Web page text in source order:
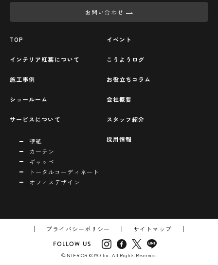
お問い合わせ
TOP
インテリア紅葉について
施工事例
ショールーム
サービスについて
壁紙
カーテン
ギャッベ
トータルコーディネート
オフィスデザイン
イベント
こうようログ
お役立ちコラム
会社概要
スタッフ紹介
採用情報
プライバシーポリシー
サイトマップ
FOLLOW US
©INTERIOR KOYO Inc. All Rights Reserved.